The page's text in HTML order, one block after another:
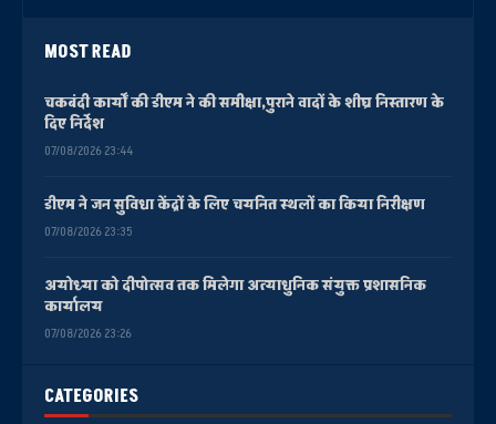
CATEGORIES
MOST READ
चकबंदी कार्यों की डीएम ने की समीक्षा,पुराने वादों के शीघ्र निस्तारण के
दिए निर्देश
07/08/2026 23:44
डीएम ने जन सुविधा केंद्रों के लिए चयनित स्थलों का किया निरीक्षण
07/08/2026 23:35
अयोध्या को दीपोत्सव तक मिलेगा अत्याधुनिक संयुक्त प्रशासनिक
कार्यालय
07/08/2026 23:26